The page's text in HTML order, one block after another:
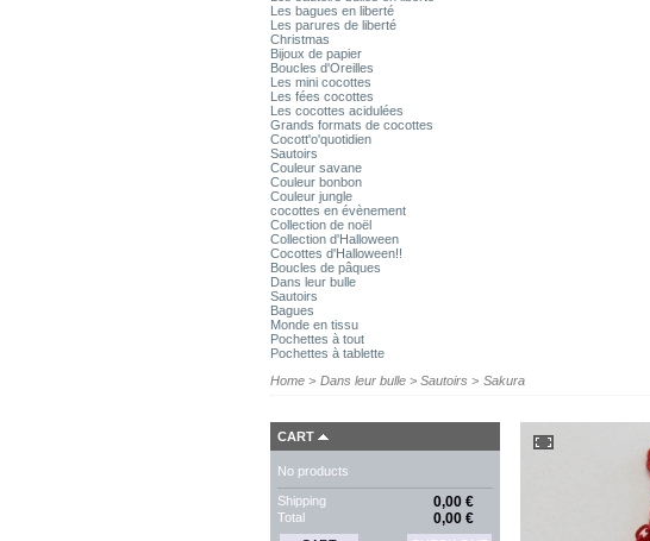
Les bagues en liberté
Les parures de liberté
Christmas
Bijoux de papier
Boucles d'Oreilles
Les mini cocottes
Les fées cocottes
Les cocottes acidulées
Grands formats de cocottes
Cocott'o'quotidien
Sautoirs
Couleur savane
Couleur bonbon
Couleur jungle
cocottes en évènement
Collection de noël
Collection d'Halloween
Cocottes d'Halloween!!
Boucles de pâques
Dans leur bulle
Sautoirs
Bagues
Monde en tissu
Pochettes à tout
Pochettes à tablette
Home > Dans leur bulle > Sautoirs > Sakura
CART
No products
Shipping 0,00 €
Total 0,00 €